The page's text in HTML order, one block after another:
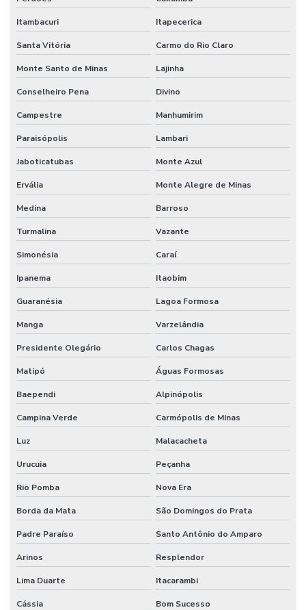
Itambacuri Itapecerica
Santa Vitória Carmo do Rio Claro
Monte Santo de Minas Lajinha
Conselheiro Pena Divino
Campestre Manhumirim
Paraisópolis Lambari
Jaboticatubas Monte Azul
Ervália Monte Alegre de Minas
Medina Barroso
Turmalina Vazante
Simonésia Caraí
Ipanema Itaobim
Guaranésia Lagoa Formosa
Manga Varzelândia
Presidente Olegário Carlos Chagas
Matipó Águas Formosas
Baependi Alpinópolis
Campina Verde Carmópolis de Minas
Luz Malacacheta
Urucuia Peçanha
Rio Pomba Nova Era
Borda da Mata São Domingos do Prata
Padre Paraíso Santo Antônio do Amparo
Arinos Resplendor
Lima Duarte Itacarambi
Cássia Bom Sucesso